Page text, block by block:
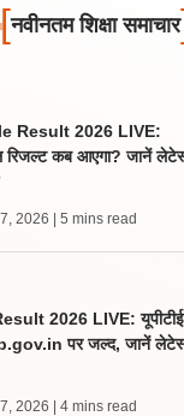
[नवीनतम शिक्षा समाचार
Result 2026 LIVE:
रिजल्ट कब आएगा? जानें
2026 | 5 mins read
2026 LIVE:
पर जल्द, जानें
2026 | 4 mins read